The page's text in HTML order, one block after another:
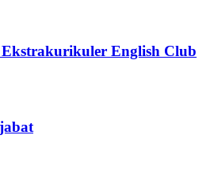
Ekstrakurikuler English Club